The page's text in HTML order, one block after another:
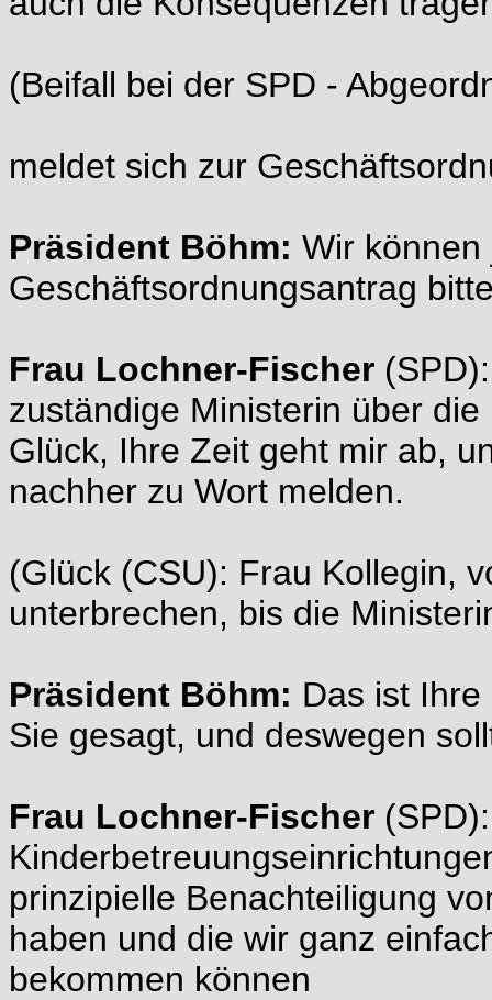
(Beifall bei der SPD -
meldet sich zur
Präsident Böhm: Wir
Geschäftsordnungsantrag
Frau Lochner-Fischer
zuständige Ministerin über
Glück, Ihre Zeit geht mir ab,
nachher zu Wort melden.
(Glück (CSU): Frau Kollegin,
unterbrechen, bis die
Präsident Böhm: Das ist
Sie gesagt, und deswegen
Frau Lochner-Fischer
prinzipielle Benachteiligung
haben und die wir ganz
bekommen können